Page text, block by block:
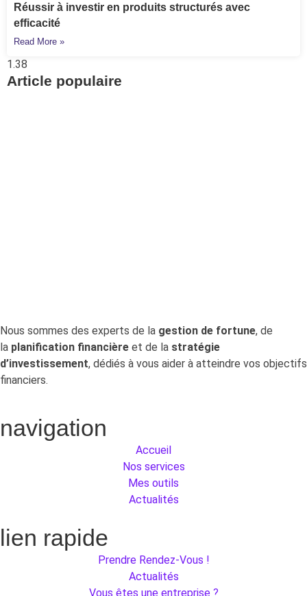
Réussir à investir en produits structurés avec
efficacité
Read More »
Article populaire
Nous sommes des experts de la gestion de fortune, de
la planification financière et de la stratégie
d’investissement, dédiés à vous aider à atteindre vos objectifs
financiers.
navigation
Accueil
Nos services
Mes outils
Actualités
lien rapide
Prendre Rendez-Vous !
Actualités
Vous êtes une entreprise ?